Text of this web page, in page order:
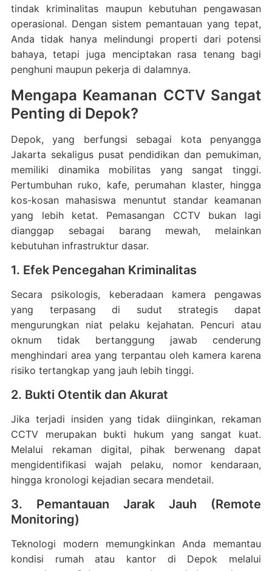
tindak kriminalitas maupun kebutuhan pengawasan
operasional. Dengan sistem pemantauan yang tepat,
Anda tidak hanya melindungi properti dari potensi
bahaya, tetapi juga menciptakan rasa tenang bagi
penghuni maupun pekerja di dalamnya.
Mengapa Keamanan CCTV Sangat
Penting di Depok?
Depok, yang berfungsi sebagai kota penyangga
Jakarta sekaligus pusat pendidikan dan pemukiman,
memiliki dinamika mobilitas yang sangat tinggi.
Pertumbuhan ruko, kafe, perumahan klaster, hingga
kos-kosan mahasiswa menuntut standar keamanan
yang lebih ketat. Pemasangan CCTV bukan lagi
dianggap sebagai barang mewah, melainkan
kebutuhan infrastruktur dasar.
1. Efek Pencegahan Kriminalitas
Secara psikologis, keberadaan kamera pengawas
yang terpasang di sudut strategis dapat
mengurungkan niat pelaku kejahatan. Pencuri atau
oknum tidak bertanggung jawab cenderung
menghindari area yang terpantau oleh kamera karena
risiko tertangkap yang jauh lebih tinggi.
2. Bukti Otentik dan Akurat
Jika terjadi insiden yang tidak diinginkan, rekaman
CCTV merupakan bukti hukum yang sangat kuat.
Melalui rekaman digital, pihak berwenang dapat
mengidentifikasi wajah pelaku, nomor kendaraan,
hingga kronologi kejadian secara mendetail.
3. Pemantauan Jarak Jauh (Remote
Monitoring)
Teknologi modern memungkinkan Anda memantau
kondisi rumah atau kantor di Depok melalui